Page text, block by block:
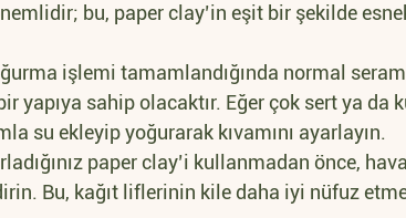
bu, paper clay’in eşit bir şekilde
işlemi tamamlandığında normal
yapıya sahip olacaktır. Eğer çok sert ya da
su ekleyip yoğurarak kıvamını ayarlayın.
paper clay’i kullanmadan önce,
Bu, kağıt liflerinin kile daha iyi nüfuz